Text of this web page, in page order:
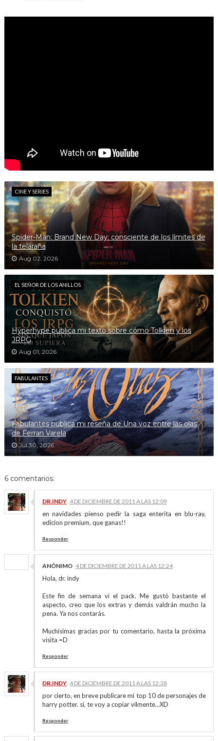
CINE Y SERIES
Spider-Man: Brand New Day: consciente de los límites de
la telaraña
Aug 02, 2026
EL SEÑOR DE LOS ANILLOS
Hyperhype publica mi texto sobre cómo Tolkien y los
JRPG
Aug 01, 2026
FABULANTES
Fabulantes publica mi reseña de Una voz entre las olas
de Ferran Varela
Jul 30, 2026
6 comentarios:
DR.INDY 4 DE DICIEMBRE DE 2011 A LAS 12:09
en navidades pienso pedir la saga enterita en blu-ray,
edicion premium. que ganas!!
Responder
ANÓNIMO 4 DE DICIEMBRE DE 2011 A LAS 12:24
Hola, dr. indy
Este fin de semana vi el pack. Me gustó bastante el
aspecto, creo que los extras y demás valdrán mucho la
pena. Ya nos contarás.
Muchísimas gracias por tu comentario, hasta la próxima
visita =D
Responder
DR.INDY 4 DE DICIEMBRE DE 2011 A LAS 12:38
por cierto, en breve publicare mi top 10 de personajes de
harry potter. si, te voy a copiar vilmente...XD
Responder